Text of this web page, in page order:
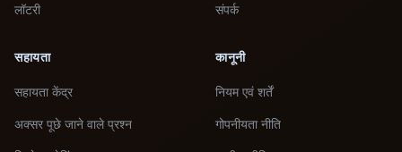
लॉटरी संपर्क
सहायता
सहायता केंद्र
अक्सर पूछे जाने वाले प्रश्न
कानूनी
नियम एवं शर्तें
गोपनीयता नीति